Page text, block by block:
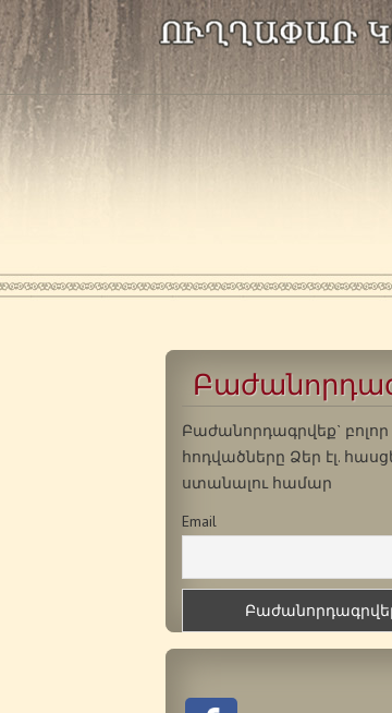
Բաժանորդագրվեք` բոլոր
հոդվածները Ձեր էլ.
ստանալու համար
Email